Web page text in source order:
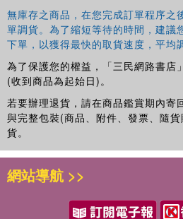
無庫存之商品，在您完成訂單程序之
單調貨。為了縮短等待的時間，建議
下單，以獲得最快的取貨速度，平均
為了保護您的權益，「三民網路書店」
(收到商品為起始日)。
若要辦理退貨，請在商品鑑賞期內寄
與完整包裝(商品、附件、發票、隨
貨。
網站導航 >>